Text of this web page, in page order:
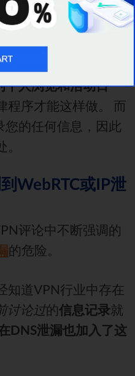
亚，而罗马尼亚不属
使某些政府机构确实
个人浏览和活动日
程序才能这样做。 而
您的任何信息，因此
WebRTC或IP泄
评论中不断强调的
的危险。
知道VPN行业中存在
讨论过的信息记录就
DNS泄漏也加入了这